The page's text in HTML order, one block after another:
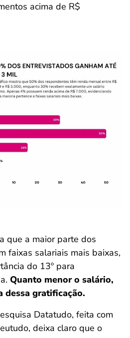
acima de R$
que a maior parte dos
faixas salariais mais baixas,
do 13º para
Quanto menor o salário,
dessa gratificação.
Datatudo, feita com
deixa claro que o